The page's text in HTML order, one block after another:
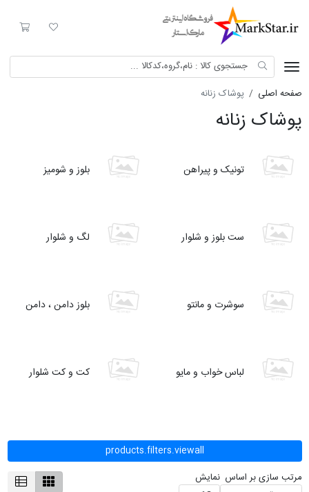
لیست مورد
سبد
صفحه اصلی پوشاک زنانه
پوشاک زنانه
تونیک و پیراهن بلوز و شومیز
ست بلوز و شلوار لگ و شلوار
سوشرت و مانتو بلوز دامن ، دامن
لباس خواب و مایو کت و کت شلوار
products.filters.viewall
مرتب سازی بر اساس نمایش